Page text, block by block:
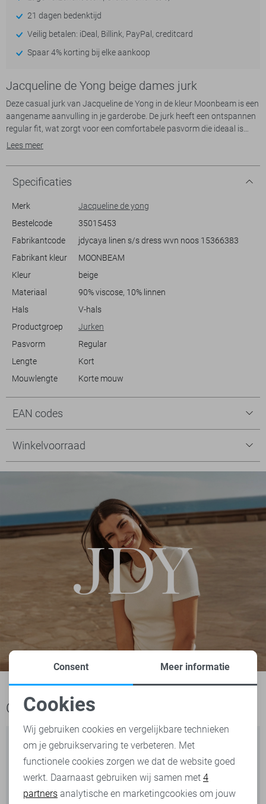
21 dagen bedenktijd
Veilig betalen: iDeal, Billink, PayPal, creditcard
Spaar 4% korting bij elke aankoop
Jacqueline de Yong beige dames jurk
Deze casual jurk van Jacqueline de Yong in de kleur Moonbeam is een
aangename aanvulling in je garderobe. De jurk heeft een ontspannen
regular fit, wat zorgt voor een comfortabele pasvorm die ideaal is
voor dagelijkse gelegenheden. Gemaakt van 90% viscose en 10%
gevoel, perfect voor warme dagen. De korte mouwen en de luchtige V-
hals maken het een veelzijdig kledingstuk dat moeiteloos
meebeweegt met jouw lifestyle.
te combineren voor verschillende settings. Draag hem met sandalen
voor een zomerse dag in het park of kleed het geheel wat formeler
aan met hakken voor een gezellige brunch met vrienden. De subtiele
dragen, zowel voor casual als semi-formele gelegenheden. Dit
kledingstuk belooft jouw nieuwe favoriete item te worden.
Lees meer
Specificaties
Merk
Jacqueline de yong
Bestelcode
35015453
Fabrikantcode
jdycaya linen s/s dress wvn noos 15366383
Fabrikant kleur
MOONBEAM
Kleur
beige
Materiaal
90% viscose, 10% linnen
Hals
V-hals
Productgroep
Jurken
Pasvorm
Regular
Lengte
Kort
Mouwlengte
Korte mouw
EAN codes
Winkelvoorraad
Ook het bekijken waard
Noodzakelijke cookies
Personalisatie cookies
Analytische cookies
Consent Meer informatie
Cookies
Wij gebruiken cookies en vergelijkbare technieken
om je gebruikservaring te verbeteren. Met
functionele cookies zorgen we dat de website goed
werkt. Daarnaast gebruiken wij samen met 4
partners analytische en marketingcookies om jouw